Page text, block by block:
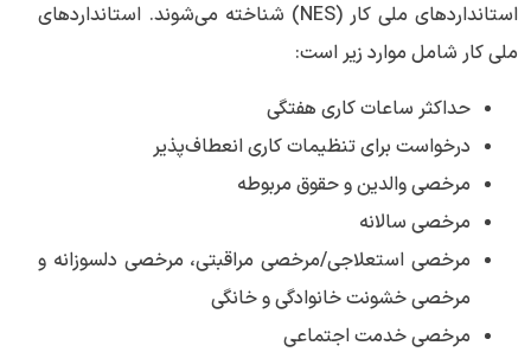
استانداردهای ملی کار (NES) شناخته می‌شوند. استانداردهای
ملی کار شامل موارد زیر است:
حداکثر ساعات کاری هفتگی
درخواست برای تنظیمات کاری انعطاف‌پذیر
مرخصی والدین و حقوق مربوطه
مرخصی سالانه
مرخصی استعلاجی/مرخصی مراقبتی، مرخصی دلسوزانه و
مرخصی خشونت خانوادگی و خانگی
مرخصی خدمت اجتماعی